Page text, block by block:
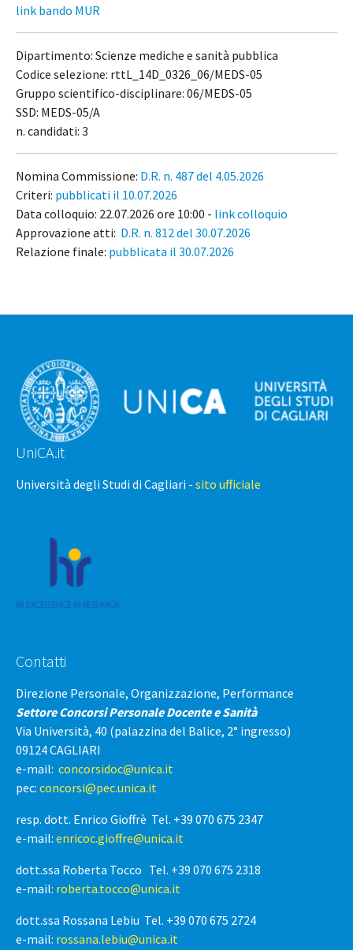
link bando MUR
Dipartimento: Scienze mediche e sanità pubblica
Codice selezione: rttL_14D_0326_06/MEDS-05
Gruppo scientifico-disciplinare: 06/MEDS-05
SSD: MEDS-05/A
n. candidati: 3
Nomina Commissione: D.R. n. 487 del 4.05.2026
Criteri: pubblicati il 10.07.2026
Data colloquio: 22.07.2026 ore 10:00 - link colloquio
Approvazione atti: D.R. n. 812 del 30.07.2026
Relazione finale: pubblicata il 30.07.2026
UniCA.it
Università degli Studi di Cagliari - sito ufficiale
Contatti
Direzione Personale, Organizzazione, Performance
Settore Concorsi Personale Docente e Sanità
Via Università, 40 (palazzina del Balice, 2° ingresso)
09124 CAGLIARI
e-mail: concorsidoc@unica.it
pec: concorsi@pec.unica.it
resp. dott. Enrico Gioffrè Tel. +39 070 675 2347
e-mail: enricoc.gioffre@unica.it
dott.ssa Roberta Tocco Tel. +39 070 675 2318
e-mail: roberta.tocco@unica.it
dott.ssa Rossana Lebiu Tel. +39 070 675 2724
e-mail: rossana.lebiu@unica.it